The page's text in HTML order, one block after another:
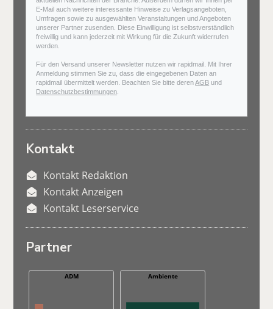
E-Mail auch weitere interessante Hinweise zu Verlagsangeboten,
Umfragen sowie zu ausgewählten Veranstaltungen und Angeboten
unserer Partner zusenden. Diese Einwilligung ist selbstverständlich
freiwillig und kann jederzeit mit Wirkung für die Zukunft widerrufen
werden.
Für den Versand unserer Newsletter nutzen wir rapidmail. Mit Ihrer
Anmeldung stimmen Sie zu, dass die eingegebenen Daten an
rapidmail übermittelt werden. Beachten Sie bitte derenAGB und
Datenschutzbestimmungen
Kontakt
Kontakt Redaktion
Kontakt Anzeigen
Kontakt Leserservice
Partner
ADM Ambiente